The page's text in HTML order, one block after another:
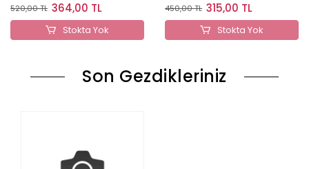
520,00 TL 364,00 TL
Stokta Yok
450,00 TL 315,00 TL
Stokta Yok
Son Gezdikleriniz